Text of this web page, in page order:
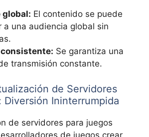
global: El contenido se puede
a una audiencia global sin
Se garantiza una
transmisión constante.
de Servidores
Diversión Ininterrumpida
de servidores para juegos
de juegos crear